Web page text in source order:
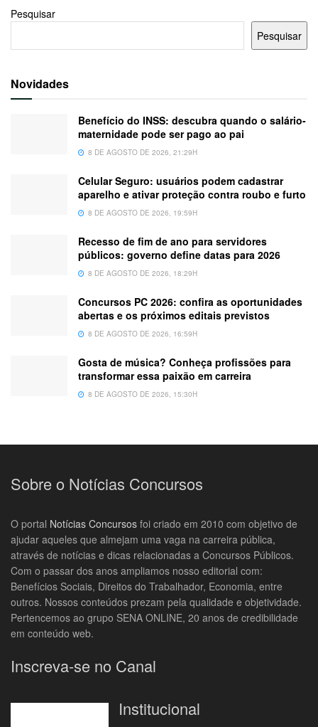
Pesquisar
Pesquisar
Novidades
Benefício do INSS: descubra quando o salário-
maternidade pode ser pago ao pai
8 DE AGOSTO DE 2026, 21:29H
Celular Seguro: usuários podem cadastrar
aparelho e ativar proteção contra roubo e furto
8 DE AGOSTO DE 2026, 19:59H
Recesso de fim de ano para servidores
públicos: governo define datas para 2026
8 DE AGOSTO DE 2026, 18:29H
Concursos PC 2026: confira as oportunidades
abertas e os próximos editais previstos
8 DE AGOSTO DE 2026, 16:59H
Gosta de música? Conheça profissões para
transformar essa paixão em carreira
8 DE AGOSTO DE 2026, 15:30H
Sobre o Notícias Concursos
O portal Notícias Concursos foi criado em 2010 com objetivo de
ajudar aqueles que almejam uma vaga na carreira pública,
através de notícias e dicas relacionadas a Concursos Públicos.
Com o passar dos anos ampliamos nosso editorial com:
Benefícios Sociais, Direitos do Trabalhador, Economia, entre
outros. Nossos conteúdos prezam pela qualidade e objetividade.
Pertencemos ao grupo SENA ONLINE, 20 anos de credibilidade
em conteúdo web.
Inscreva-se no Canal
Institucional